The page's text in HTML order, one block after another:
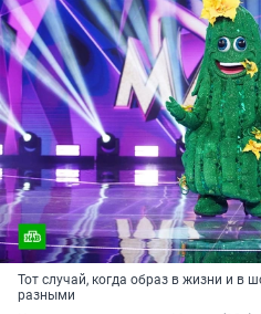
Тот случай, когда образ в жизни и в
разными